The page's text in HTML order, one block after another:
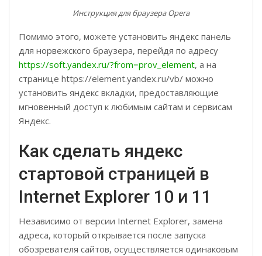
Инструкция для браузера Opera
Помимо этого, можете установить яндекс панель
для норвежского браузера, перейдя по адресу
https://soft.yandex.ru/?from=prov_element, а на
странице https://element.yandex.ru/vb/ можно
установить яндекс вкладки, предоставляющие
мгновенный доступ к любимым сайтам и сервисам
Яндекс.
Как сделать яндекс
стартовой страницей в
Internet Explorer 10 и 11
Независимо от версии Internet Explorer, замена
адреса, который открывается после запуска
обозревателя сайтов, осуществляется одинаковым